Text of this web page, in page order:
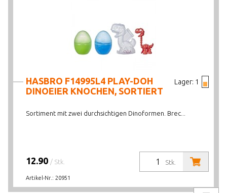
Lager: 1
HASBRO F14995L4 PLAY-DOH
DINOEIER KNOCHEN, SORTIERT
Sortiment mit zwei durchsichtigen Dinoformen. Brec...
Stk.
12.90 / Stk.
Artikel-Nr.: 20951